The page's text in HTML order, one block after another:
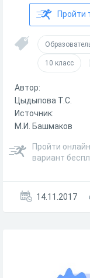
Пройти
10 класс
Автор:
Цыдыпова Т.С.
Источник:
М.И. Башмаков
Пройти
вариант
14.11.2017